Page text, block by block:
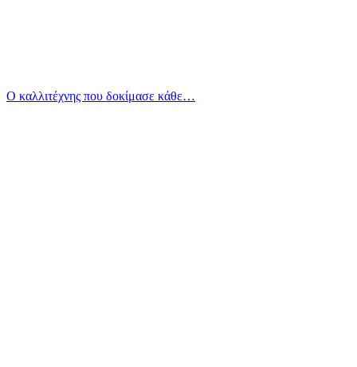
Ο καλλιτέχνης που δοκίμασε κάθε…